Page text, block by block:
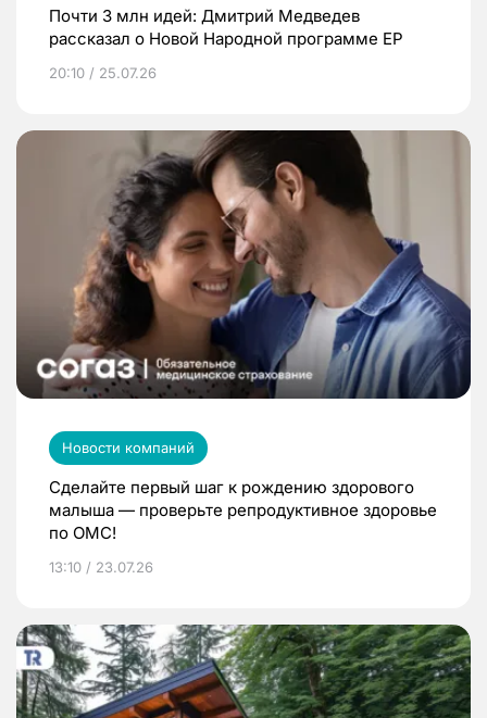
Почти 3 млн идей: Дмитрий Медведев
рассказал о Новой Народной программе ЕР
20:10 / 25.07.26
Новости компаний
Сделайте первый шаг к рождению здорового
малыша — проверьте репродуктивное здоровье
по ОМС!
13:10 / 23.07.26